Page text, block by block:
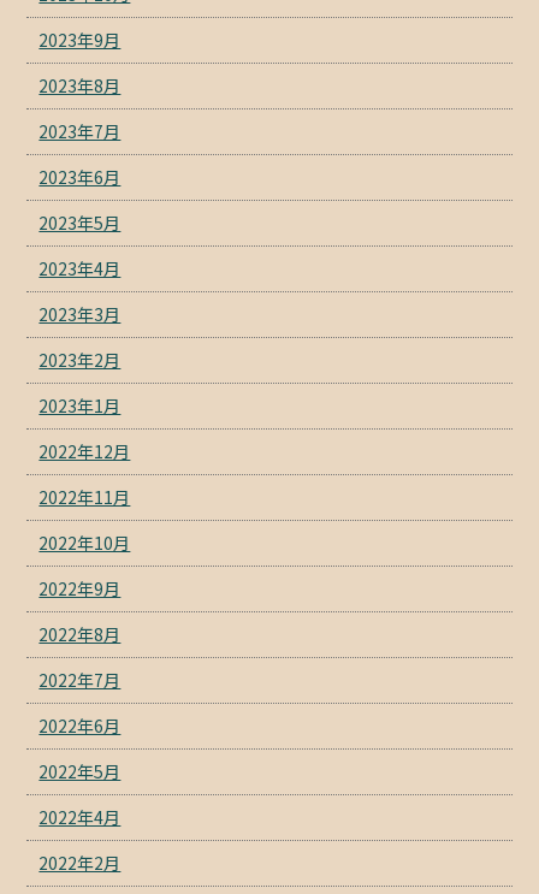
2023年9月
2023年8月
2023年7月
2023年6月
2023年5月
2023年4月
2023年3月
2023年2月
2023年1月
2022年12月
2022年11月
2022年10月
2022年9月
2022年8月
2022年7月
2022年6月
2022年5月
2022年4月
2022年2月